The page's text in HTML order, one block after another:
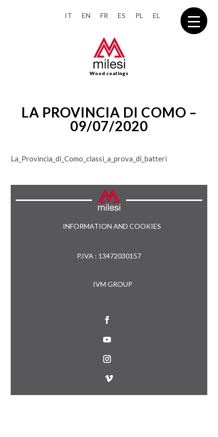
IT EN FR ES PL EL
Wood coatings
LA PROVINCIA DI COMO –
09/07/2020
La_Provincia_di_Como_classi_a_prova_di_batteri
INFORMATION AND COOKIES
P.IVA : 13472030157
IVM GROUP